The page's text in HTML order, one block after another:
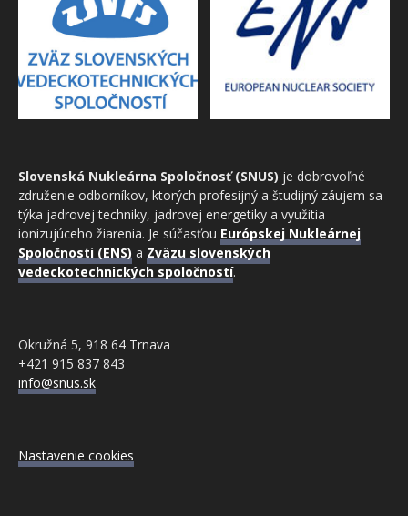
Slovenská Nukleárna Spoločnosť (SNUS) je dobrovoľné
združenie odborníkov, ktorých profesijný a študijný záujem sa
týka jadrovej techniky, jadrovej energetiky a využitia
ionizujúceho žiarenia. Je súčasťou Európskej Nukleárnej
Spoločnosti (ENS) a Zväzu slovenských
vedeckotechnických spoločností.
Okružná 5, 918 64 Trnava
+421 915 837 843
info@snus.sk
Nastavenie cookies